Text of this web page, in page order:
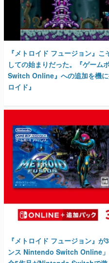
『メトロイド フュージョン』
しての始まりだった。『ゲーム
Switch Online』への追加を機
ロイド』
『メトロイド フュージョン』
ンス Nintendo Switch Online」